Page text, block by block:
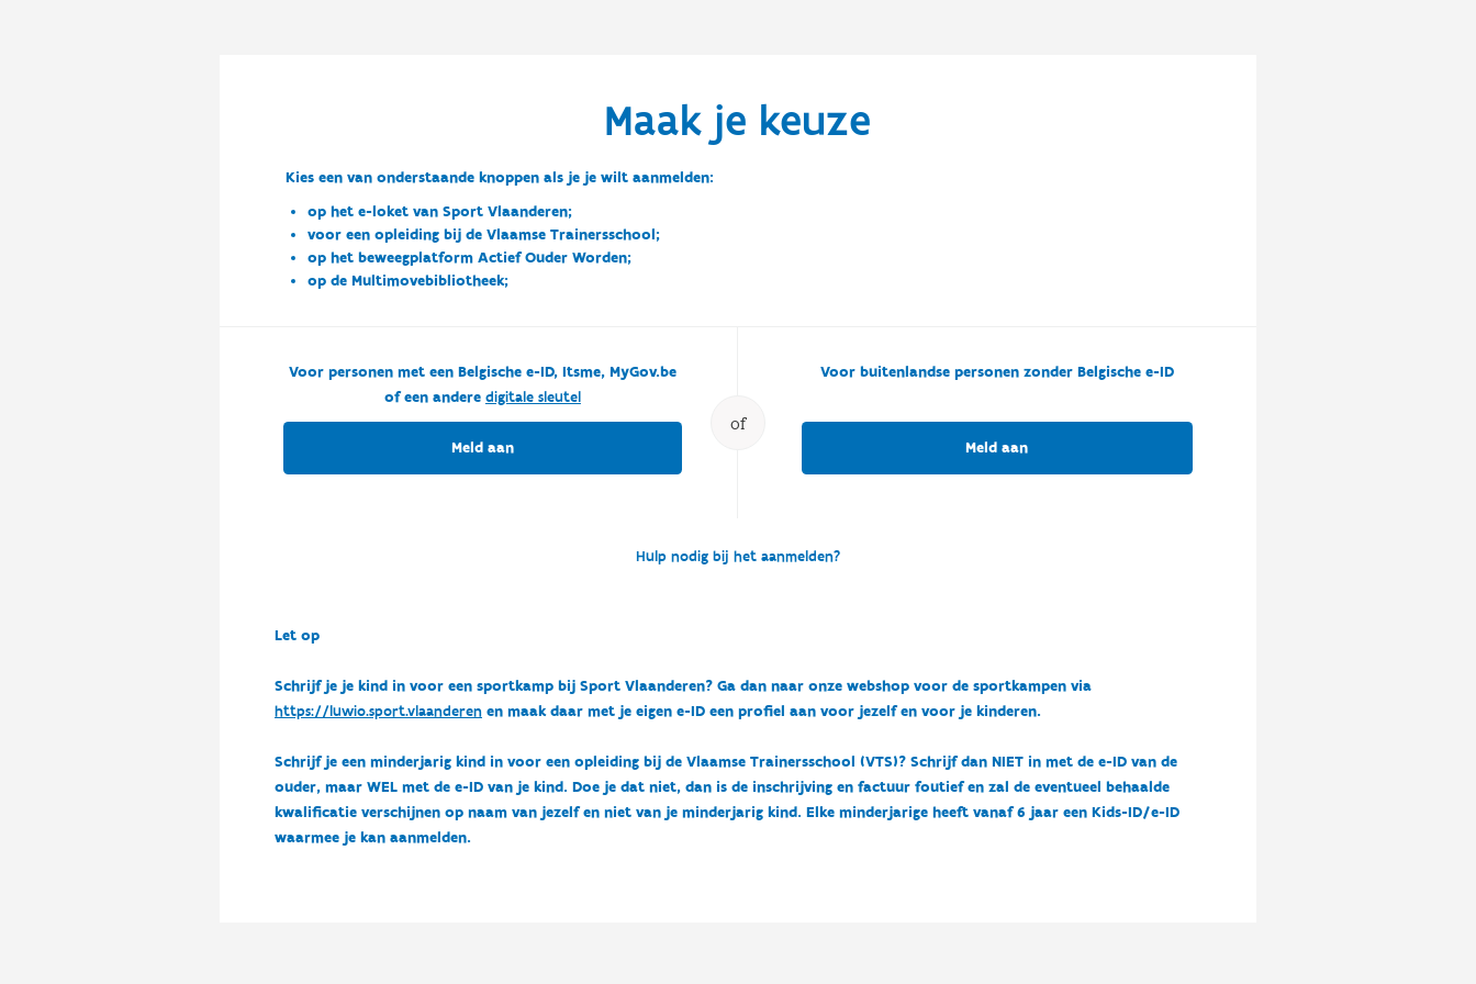
Maak je keuze
Kies een van onderstaande knoppen als je je wilt aanmelden:
op het e-loket van Sport Vlaanderen;
voor een opleiding bij de Vlaamse Trainersschool;
op het beweegplatform Actief Ouder Worden;
op de Multimovebibliotheek;
of
Voor personen met een Belgische e-ID, Itsme, MyGov.be
of een andere digitale sleutel
Meld aan
Voor buitenlandse personen zonder Belgische e-ID
Meld aan
Hulp nodig bij het aanmelden?
Let op
Schrijf je je kind in voor een sportkamp bij Sport Vlaanderen? Ga dan naar onze webshop voor de sportkampen via
https://luwio.sport.vlaanderenen maak daar met je eigen e-ID een profiel aan voor jezelf en voor je kinderen.
Schrijf je een minderjarig kind in voor een opleiding bij de Vlaamse Trainersschool (VTS)? Schrijf dan NIET in met de e-ID van de
ouder, maar WEL met de e-ID van je kind. Doe je dat niet, dan is de inschrijving en factuur foutief en zal de eventueel behaalde
kwalificatie verschijnen op naam van jezelf en niet van je minderjarig kind. Elke minderjarige heeft vanaf 6 jaar een Kids-ID/e-ID
waarmee je kan aanmelden.